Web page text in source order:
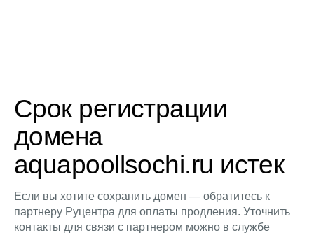
Срок регистрации
домена
aquapoollsochi.ru истек
Если вы хотите сохранить домен — обратитесь к
партнеру Руцентра для оплаты продления. Уточнить
контакты для связи с партнером можно в службе